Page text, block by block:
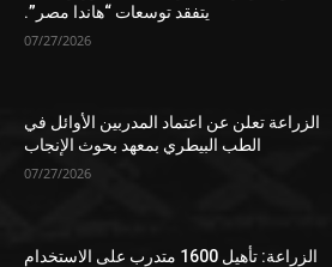
يتفقد توسعات “هاندا مصر”.
07/27/2026
الزراعة تعلن عن اعتماد المدربين الأوائل في
الطب البيطري بمعهد بحوث الإنجاب
07/27/2026
الزراعة: تأهيل 1600 متدرب على الاستخدام